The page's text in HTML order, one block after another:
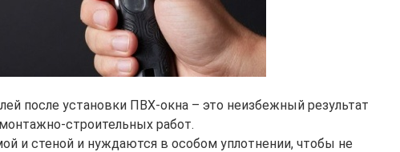
после установки ПВХ-окна – это неизбежный результат
строительных работ.
и стеной и нуждаются в особом уплотнении, чтобы не